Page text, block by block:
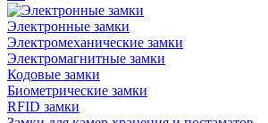
Электронные замки
Электромеханические замки
Электромагнитные замки
Кодовые замки
Биометрические замки
RFID замки